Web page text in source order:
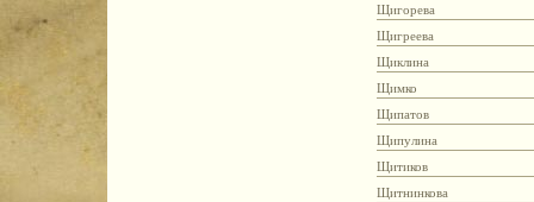
Щигорева
Щигреева
Щиклина
Щимко
Щипатов
Щипулина
Щитиков
Щитнинкова